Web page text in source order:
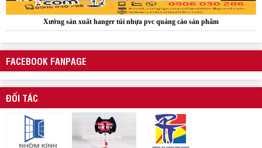
Wobbler quảng cáo
Mẫu kẹp lò xo inox quảng cáo
FACEBOOK FANPAGE
ĐỐI TÁC